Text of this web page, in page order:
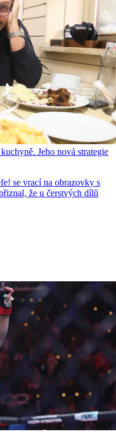
Jeho nová strategie
se vrací na obrazovky s
že u čerstvých dílů